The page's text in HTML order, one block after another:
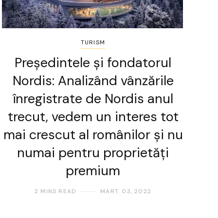
TURISM
Președintele și fondatorul
Nordis: Analizând vânzările
înregistrate de Nordis anul
trecut, vedem un interes tot
mai crescut al românilor și nu
numai pentru proprietăți
premium
2 MINS READ MART. 03, 2022